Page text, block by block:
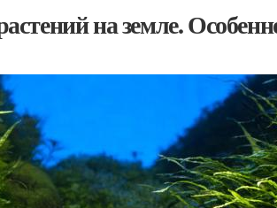
на земле.